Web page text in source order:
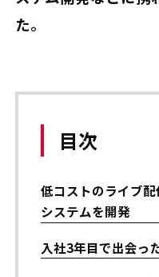
た。
目次
低コストのライブ
システムを開発
入社3年目で出会っ